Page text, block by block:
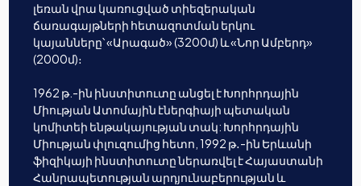
լեռան վրա կառուցված տիեզերական
ճառագայթների հետազոտման երկու
կայանները՝ «Արագած» (3200մ) և «Նոր Ամբերդ»
(2000մ)։
1962 թ.-ին ինստիտուտը անցել է Խորհրդային
Միության Ատոմային էներգիայի պետական
կոմիտեի ենթակայության տակ: Խորհրդային
Միության փլուզումից հետո, 1992 թ․-ին Երևանի
ֆիզիկայի ինստիտուտը ներառվել է Հայաստանի
Հանրապետության արդյունաբերության և